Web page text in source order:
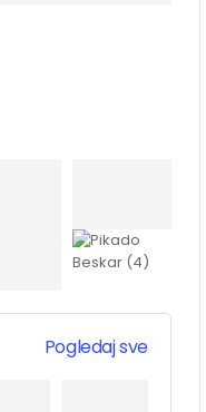
Pogledaj sve